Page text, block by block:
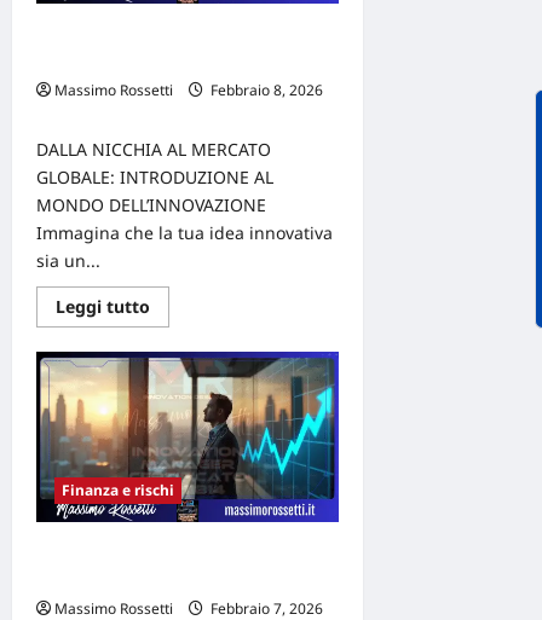
parchi
Massimo Rossetti
Febbraio 8, 2026
DALLA NICCHIA AL MERCATO
GLOBALE: INTRODUZIONE AL
MONDO DELL’INNOVAZIONE
Immagina che la tua idea innovativa
sia un...
Leggi tutto
di
su
Strategie
Per
Passare
Dalla
Nicchia
Al
Mercato
Globale
Dell’innovazione
Finanza e rischi
Massimo Rossetti
Febbraio 7, 2026